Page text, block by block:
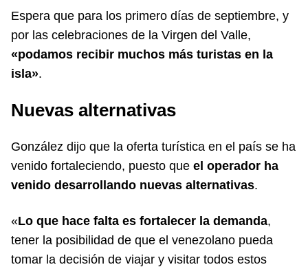
Espera que para los primero días de septiembre, y
por las celebraciones de la Virgen del Valle,
«podamos recibir muchos más turistas en la
isla».
Nuevas alternativas
González dijo que la oferta turística en el país se ha
venido fortaleciendo, puesto que el operador ha
venido desarrollando nuevas alternativas.
«Lo que hace falta es fortalecer la demanda,
tener la posibilidad de que el venezolano pueda
tomar la decisión de viajar y visitar todos estos